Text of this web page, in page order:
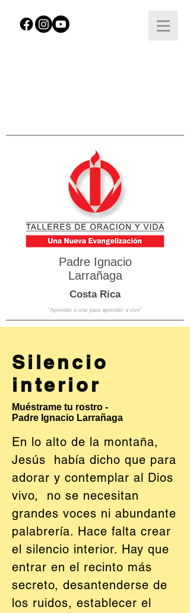
Padre Ignacio
Larrañaga
Costa Rica
“Aprender a orar para aprender a vivir”
Silencio
interior
Muéstrame tu rostro -
Padre Ignacio Larrañaga
En lo alto de la montaña,
Jesús había dicho que para
adorar y contemplar al Dios
vivo, no se necesitan
grandes voces ni abundante
palabrería. Hace falta crear
el silencio interior. Hay que
entrar en el recinto más
secreto, desantenderse de
los ruidos, establecer el